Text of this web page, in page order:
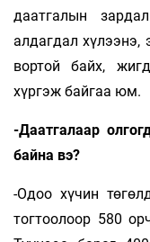
даатгалын
алдагдал
вортой байх,
хүргэж байгаа юм.
-Даатгалаар
байна вэ?
-Одоо хүчин
тогтоолоор 580